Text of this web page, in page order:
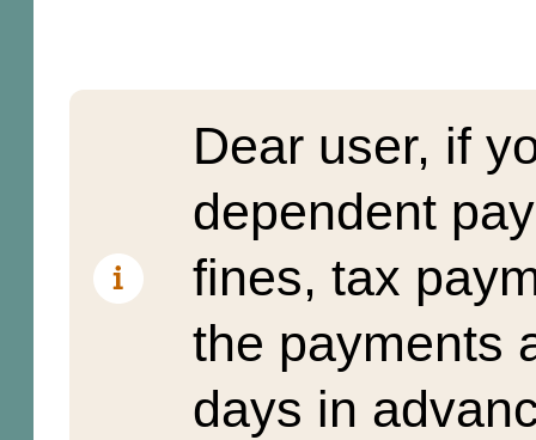
Dear user, if
dependent
fines, tax
the payments
days in